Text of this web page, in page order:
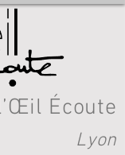
Écoute
Lyon